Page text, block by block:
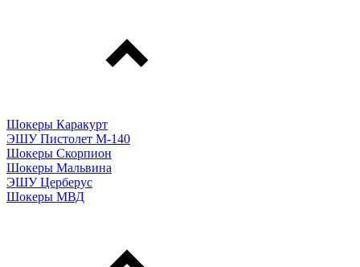
Шокеры Каракурт
ЭШУ Пистолет М-140
Шокеры Скорпион
Шокеры Мальвина
ЭШУ Церберус
Шокеры МВД